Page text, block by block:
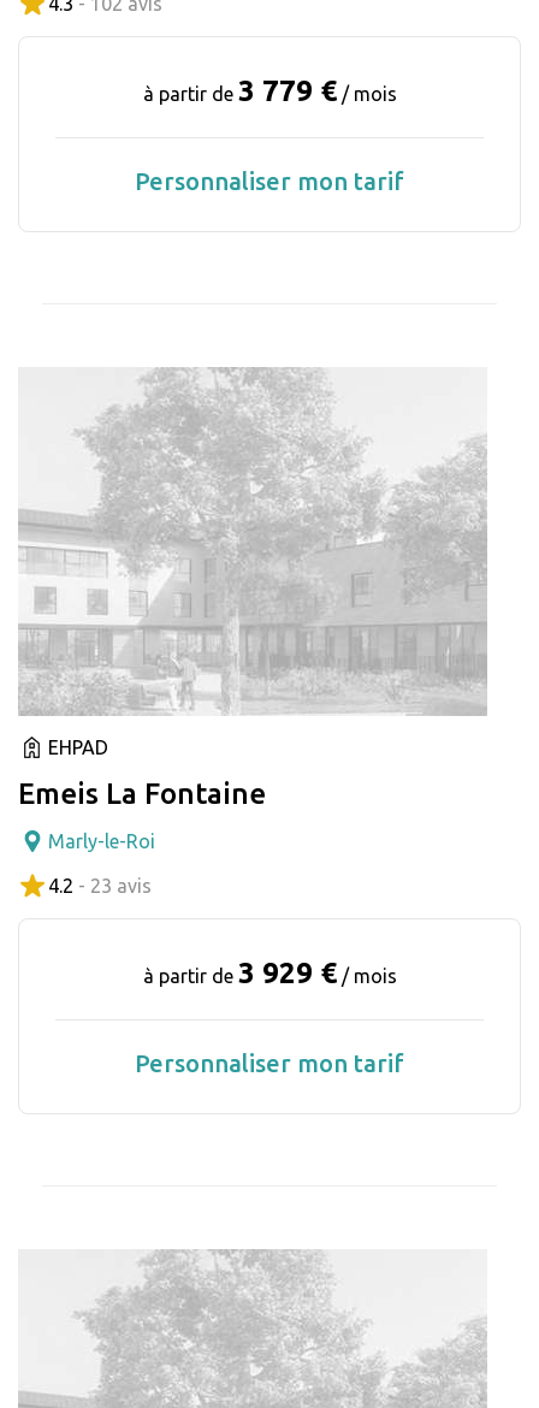
à partir de 3 779 € / mois
Personnaliser mon tarif
EHPAD
Emeis La Fontaine
Marly-le-Roi
4.2 - 23 avis
à partir de 3 929 € / mois
Personnaliser mon tarif